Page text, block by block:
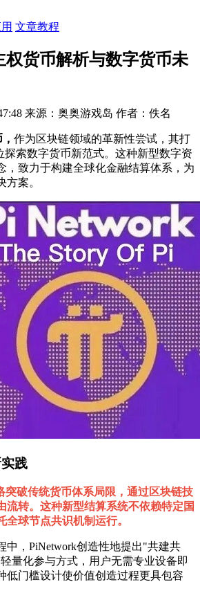
文章教程
货币解析与数字货币未
来源：奥奥游戏岛 作者：佚名
作为区块链领域的革新性尝试，其打
探索数字货币新范式。这种新型数字资
，致力于构建全球化金融结算体系，为
方案。
践
突破传统货币体系局限，通过区块链技
流转。这种新型结算系统不依赖特定国
球节点共识机制运行。
中，PiNetwork创造性地提出"共建共
量化参与方式，用户无需专业设备即
低门槛设计使价值创造过程更具包容